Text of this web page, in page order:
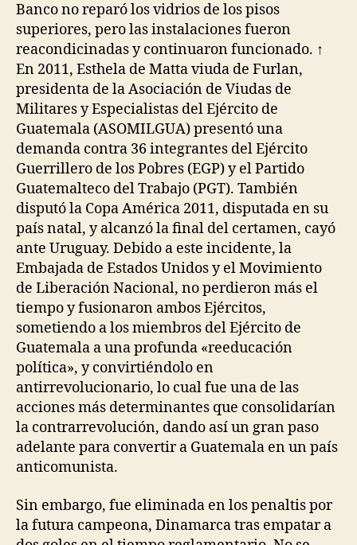
Banco no reparó los vidrios de los pisos
superiores, pero las instalaciones fueron
reacondicinadas y continuaron funcionado. ↑
En 2011, Esthela de Matta viuda de Furlan,
presidenta de la Asociación de Viudas de
Militares y Especialistas del Ejército de
Guatemala (ASOMILGUA) presentó una
demanda contra 36 integrantes del Ejército
Guerrillero de los Pobres (EGP) y el Partido
Guatemalteco del Trabajo (PGT). También
disputó la Copa América 2011, disputada en su
país natal, y alcanzó la final del certamen, cayó
ante Uruguay. Debido a este incidente, la
Embajada de Estados Unidos y el Movimiento
de Liberación Nacional, no perdieron más el
tiempo y fusionaron ambos Ejércitos,
sometiendo a los miembros del Ejército de
Guatemala a una profunda «reeducación
política», y convirtiéndolo en
antirrevolucionario, lo cual fue una de las
acciones más determinantes que consolidarían
la contrarrevolución, dando así un gran paso
adelante para convertir a Guatemala en un país
anticomunista.
Sin embargo, fue eliminada en los penaltis por
la futura campeona, Dinamarca tras empatar a